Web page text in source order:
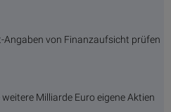
Angaben von Finanzaufsicht prüfen
Milliarde Euro eigene Aktien